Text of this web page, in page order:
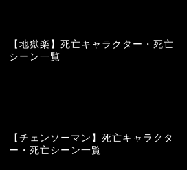
【地獄楽】死亡キャラクター・死亡
シーン一覧
【チェンソーマン】死亡キャラクタ
ー・死亡シーン一覧